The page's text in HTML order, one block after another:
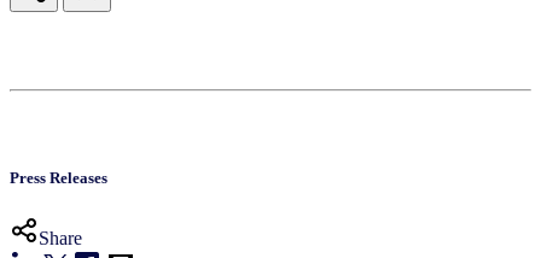
Press Releases
Share